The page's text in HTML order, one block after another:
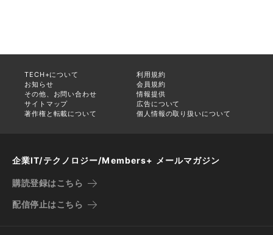
TECH+について
利用規約
お知らせ
会員規約
その他、お問い合わせ
情報提供
サイトマップ
広告について
著作権と転載について
個人情報の取り扱いについて
企業IT/テクノロジー/Members+ メールマガジン
購読登録はこちら
配信停止はこちら